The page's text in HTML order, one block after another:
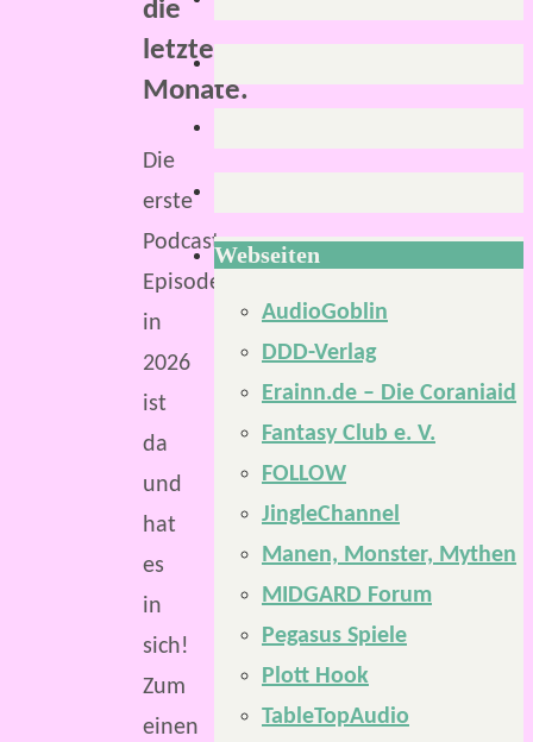
die
letzten
Monate.
Die
erste
Podcast-
Episode
in
2026
ist
da
und
hat
es
in
sich!
Zum
einen
Webseiten
AudioGoblin
DDD-Verlag
Erainn.de – Die Coraniaid
Fantasy Club e. V.
FOLLOW
JingleChannel
Manen, Monster, Mythen
MIDGARD Forum
Pegasus Spiele
Plott Hook
TableTopAudio